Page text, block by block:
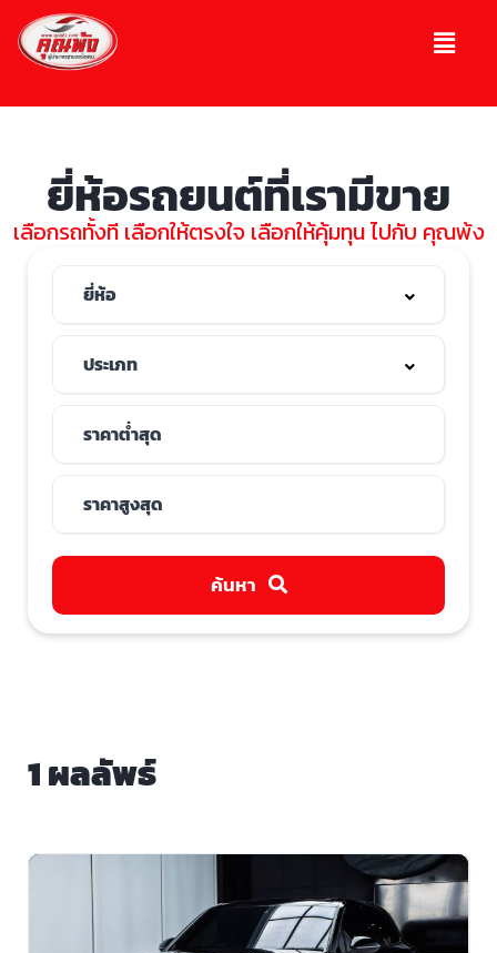
ยี่ห้อรถยนต์ที่เรามีขาย
เลือกรถทั้งที เลือกให้ตรงใจ เลือกให้คุ้มทุน ไปกับ คุณพ้ง
ค้นหา
1 ผลลัพธ์